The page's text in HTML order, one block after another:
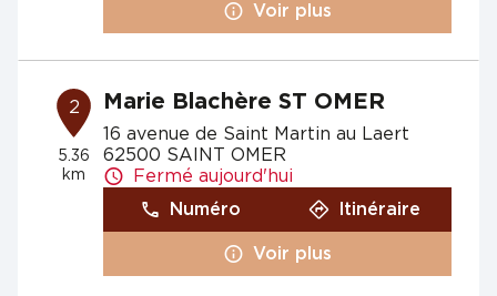
Voir plus
2
5.36
km
Marie Blachère ST OMER
16 avenue de Saint Martin au Laert
62500 SAINT OMER
Fermé aujourd'hui
Numéro
Itinéraire
Voir plus